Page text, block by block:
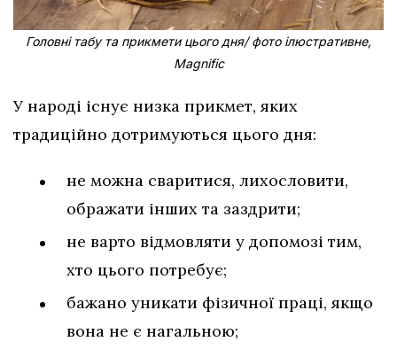
Головні табу та прикмети цього дня/ фото ілюстративне,
Magnific
У народі існує низка прикмет, яких
традиційно дотримуються цього дня:
не можна сваритися, лихословити,
ображати інших та заздрити;
не варто відмовляти у допомозі тим,
хто цього потребує;
бажано уникати фізичної праці, якщо
вона не є нагальною;